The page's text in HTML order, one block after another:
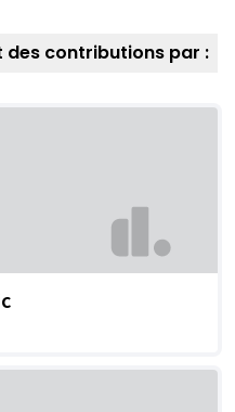
des contributions par :